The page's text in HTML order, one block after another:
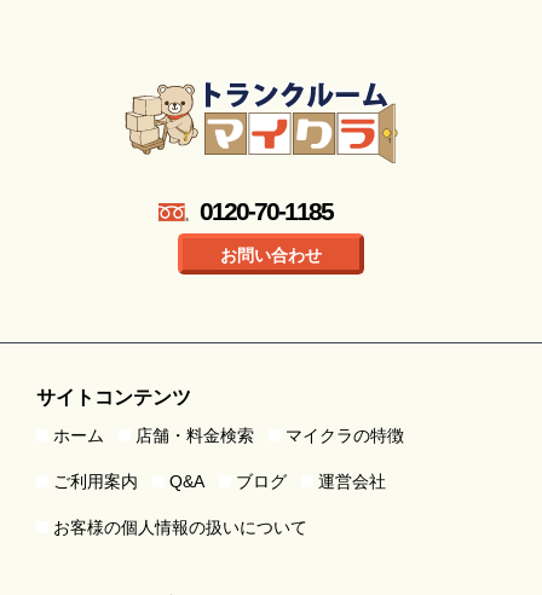
0120-70-1185
お問い合わせ
サイトコンテンツ
ホーム 店舗・料金検索 マイクラの特徴
ご利用案内 Q&A ブログ 運営会社
お客様の個人情報の扱いについて